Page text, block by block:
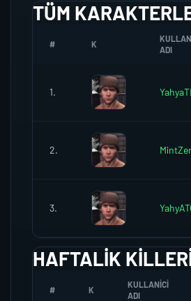
TÜM
# K
ADI
1.
2.
3.
HAFTALIK
# K
KULLANICI
ADI